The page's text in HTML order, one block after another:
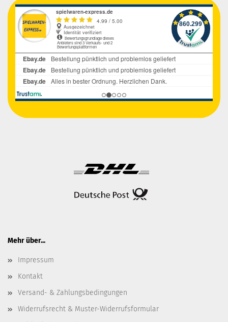
Mehr über...
Impressum
Kontakt
Versand- & Zahlungsbedingungen
Widerrufsrecht & Muster-Widerrufsformular